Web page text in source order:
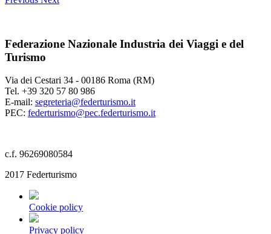
Federazione Nazionale Industria dei Viaggi e del
Turismo
Via dei Cestari 34 - 00186 Roma (RM)
Tel. +39 320 57 80 986
E-mail: segreteria@federturismo.it
PEC: federturismo@pec.federturismo.it
c.f. 96269080584
2017 Federturismo
Cookie policy
Privacy policy